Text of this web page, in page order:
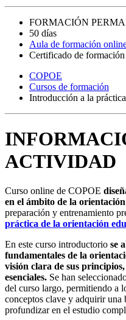
FORMACIÓN
50 días
Aula de formación
Certificado de
COPOE
Cursos de formación
Introducción a la
ACTIVIDAD
Curso online de COPOE
en el ámbito de la
preparación y entrenamiento
práctica de la orientación
En este curso introductorio se
fundamentales de la
visión clara de sus
esenciales. Se han
del curso largo, permitiendo a
conceptos clave y adquirir una
profundizar en el estudio